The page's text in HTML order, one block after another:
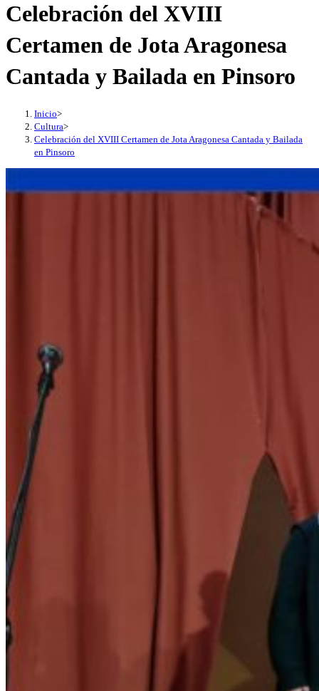
esta
Celebración del XVIII
Certamen de Jota Aragonesa
Cantada y Bailada en Pinsoro
Inicio>
Cultura>
Celebración del XVIII Certamen de Jota Aragonesa Cantada y Bailada
en Pinsoro